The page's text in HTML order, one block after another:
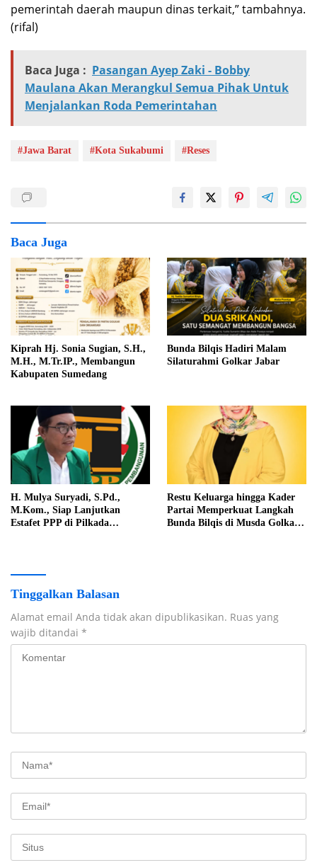
pemerintah daerah maupun dinas terkait,” tambahnya.
(rifal)
Baca Juga : Pasangan Ayep Zaki - Bobby
Maulana Akan Merangkul Semua Pihak Untuk
Menjalankan Roda Pemerintahan
#Jawa Barat #Kota Sukabumi #Reses
Baca Juga
Kiprah Hj. Sonia Sugian, S.H.,
M.H., M.Tr.IP., Membangun
Kabupaten Sumedang
Bunda Bilqis Hadiri Malam
Silaturahmi Golkar Jabar
H. Mulya Suryadi, S.Pd.,
M.Kom., Siap Lanjutkan
Estafet PPP di Pilkada
Restu Keluarga hingga Kader
Partai Memperkuat Langkah
Bunda Bilqis di Musda Golkar
Tinggalkan Balasan
Alamat email Anda tidak akan dipublikasikan. Ruas yang
wajib ditandai *